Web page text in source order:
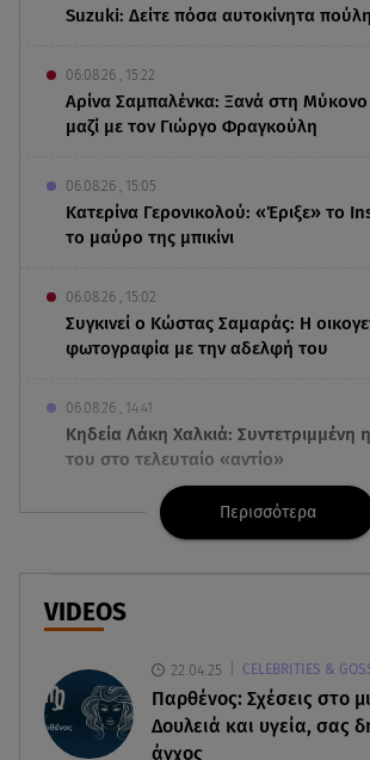
Suzuki: Δείτε πόσα αυτοκίνητα
06.08.26 , 15:22
Αρίνα Σαμπαλένκα: Ξανά στη Μύκονο
μαζί με τον Γιώργο Φραγκούλη
06.08.26 , 15:05
Κατερίνα Γερονικολού: «Έριξε» το
το μαύρο της μπικίνι
06.08.26 , 15:02
Συγκινεί ο Κώστας Σαμαράς: Η
φωτογραφία με την αδελφή του
06.08.26 , 14:41
Κηδεία Λάκη Χαλκιά: Συντετριμμένη
του στο τελευταίο «αντίο»
«Πάμε για νέα θεραπεία»: Η νέα
Παράσχου από το νοσοκομείο
06.08.26 , 14:29
Γενέθλια για τον Λάκη Γαβαλά: Οι
που δημοσίευσε
06.08.26 , 14:15
Περισσότερα
VIDEOS
22.04.25 CELEBRITIES &
Παρθένος: Σχέσεις στο
Δουλειά και υγεία, σας
άγχος